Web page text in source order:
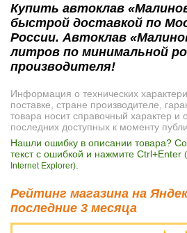
Купить автоклав
быстрой доставкой по
России. Автоклав
литров по минимальной
производителя!
Информация о технических
поставке, стране производителе,
товара носит справочный характер и
последних доступных к моменту
Нашли ошибку в описании товара?
текст с ошибкой и нажмите Ctrl+Enter
Internet Explorer)
Рейтинг магазина на
последние 3 месяца